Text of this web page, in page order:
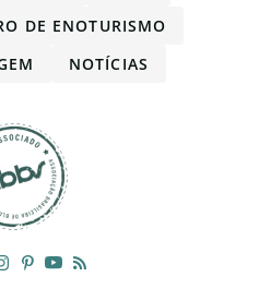
DE ENOTURISMO
NOTÍCIAS